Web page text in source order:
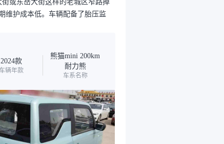
或东岳大街这样的老城区窄路掉
维护成本低。车辆配备了胎压监
2024款
辆年款
熊猫mini 200km
耐力熊
车系名称